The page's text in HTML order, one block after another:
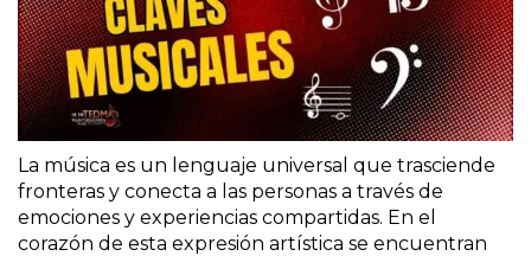
La música es un lenguaje universal que trasciende
fronteras y conecta a las personas a través de
emociones y experiencias compartidas. En el
corazón de esta expresión artística se encuentran